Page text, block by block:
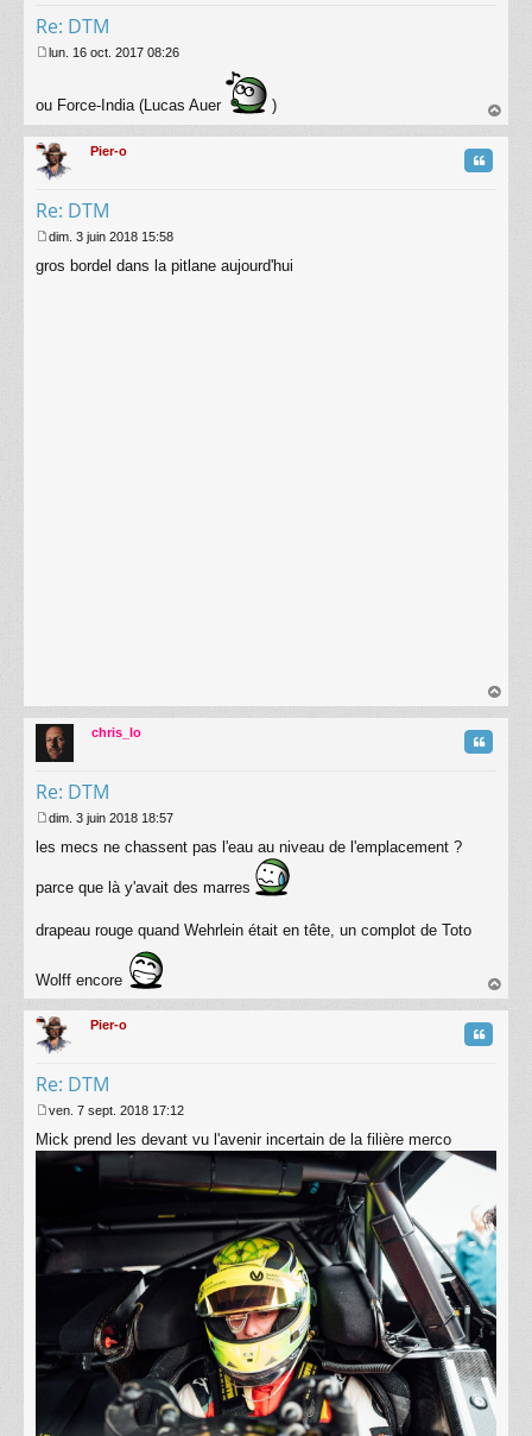
Re: DTM
s
a
g
e
lun. 16 oct. 2017 08:26
ou Force-India (Lucas Auer )
au
Pier-o
Re: DTM
Citation
e
dim. 3 juin 2018 15:58
gros bordel dans la pitlane aujourd'hui
au
chris_lo
Re: DTM
Citation
e
s
e
dim. 3 juin 2018 18:57
les mecs ne chassent pas l'eau au niveau de l'emplacement ?
parce que là y'avait des marres
drapeau rouge quand Wehrlein était en tête, un complot de Toto
Wolff encore
au
Pier-o
Re: DTM
Citation
e
s
e
ven. 7 sept. 2018 17:12
Mick prend les devant vu l'avenir incertain de la filière merco